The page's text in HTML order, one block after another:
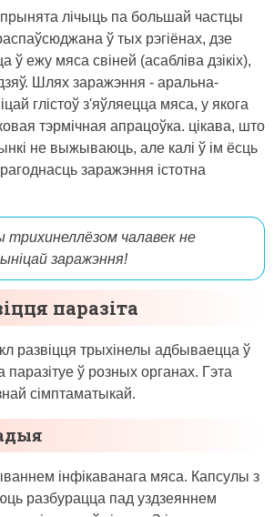
лічыць па большай частцы
ў тых рэгіёнах, дзе
ежу мяса свіней (асабліва дзікіх),
Шлях заражэння - аральна-
глістоў з'яўляецца мяса, у якога
тэрмічная апрацоўка. цікава, што
не выжываюць, але калі ў ім ёсць
заражэння істотна
трихинеллёзом чалавек не
заражэння!
паразіта
развіцця трыхінелы адбываецца ў
паразітуе ў розных органах. Гэта
сімптаматыкай.
інфікаванага мяса. Капсулы з
разбурацца пад уздзеяннем